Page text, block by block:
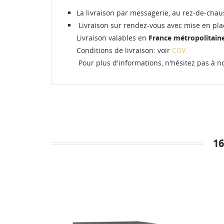
La livraison par messagerie, au rez-de-
Livraison sur rendez-vous avec mise en
Livraison valables en France
Conditions de livraison: voir CGV.
Pour plus d'informations, n'hésitez pas à